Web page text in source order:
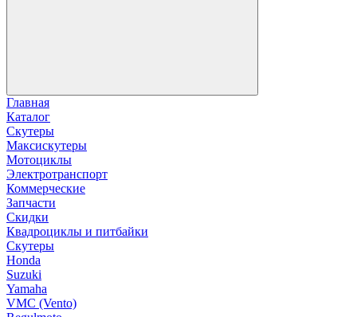
Главная
Каталог
Скутеры
Максискутеры
Мотоциклы
Электротранспорт
Коммерческие
Запчасти
Скидки
Квадроциклы и питбайки
Скутеры
Honda
Suzuki
Yamaha
VMC (Vento)